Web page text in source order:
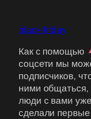
black-friday
Как с помощью
соцсети мы
подписчиков,
ними общаться,
люди с вами
сделали